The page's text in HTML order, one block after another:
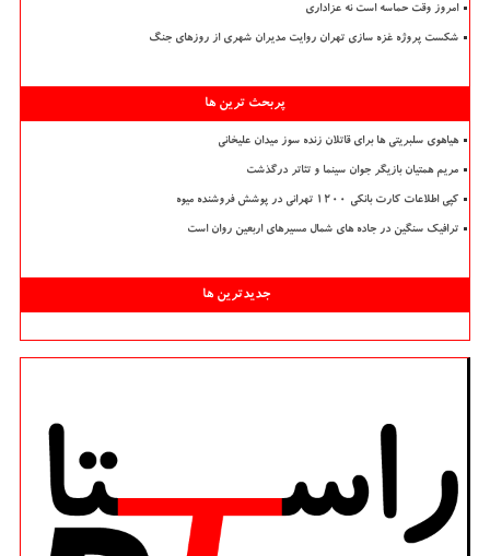
امروز وقت حماسه است نه عزاداری
شکست پروژه غزه سازی تهران روایت مدیران شهری از روزهای جنگ
پربحث ترین ها
هیاهوی سلبریتی ها برای قاتلان زنده سوز میدان علیخانی
مریم همتیان بازیگر جوان سینما و تئاتر درگذشت
کپی اطلاعات کارت بانکی ۱۲۰۰ تهرانی در پوشش فروشنده میوه
ترافیک سنگین در جاده های شمال مسیرهای اربعین روان است
جدیدترین ها